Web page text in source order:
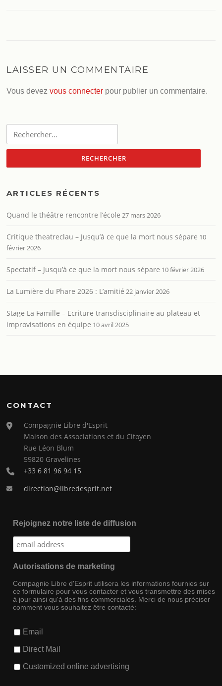
LAISSER UN COMMENTAIRE
Vous devezvous connecter pour publier un commentaire.
ARTICLES RÉCENTS
Quand le théâtre rencontre l’école 27 mars 2026
Critique theatreclau – Jusqu’à ce que la mort nous sépare 10
février 2026
Spectatif – Jusqu’à ce que la mort nous sépare 10 février 2026
La Lumière du Phare 2026 : L’amitié 22 janvier 2026
Stage La Famille – Ecriture transdisciplinaire au plateau et
improvisations en équipe 10 avril 2025
CONTACT
Compagnie Libre d'Esprit
Maison des Associations et du Citoyen
Rue Léon Blum
59820 Gravelines
+33 6 81 96 94 15
direction@libredesprit.net
Rejoignez notre liste de diffusion
Autorisations de marketing
Compagnie Libre d'Esprit utilisera les informations fournies sur
ce formulaire pour vous contacter et vous transmettre des mises
à jour ainsi qu'à des fins commerciales. Merci de nous préciser
comment vous souhaitez être contacté:
Email
Direct Mail
Customized online advertising